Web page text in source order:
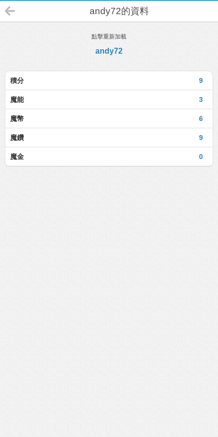
andy72的資料
點擊重新加載
andy72
9
積分
3
魔能
6
魔幣
9
魔鑽
0
魔金